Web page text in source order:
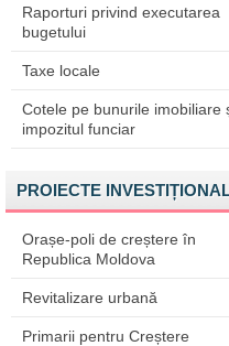
Raporturi privind executarea
bugetului
Taxe locale
Cotele pe bunurile imobiliare
impozitul funciar
PROIECTE
Orașe-poli de creștere în
Republica Moldova
Revitalizare urbană
Primarii pentru Creștere